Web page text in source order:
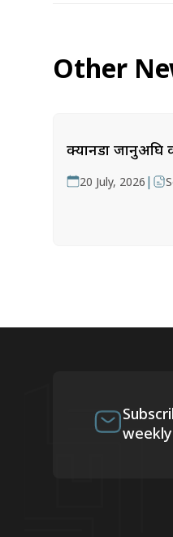
Other
क्यानडा जानुअघि
20 July, 2026 |